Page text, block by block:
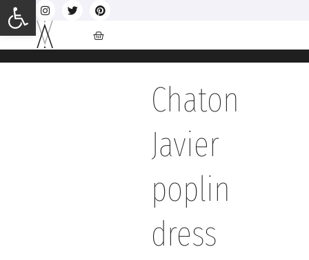
Chaton
Javier
poplin
dress
Ανοίξτε τη γραμμή εργαλείων